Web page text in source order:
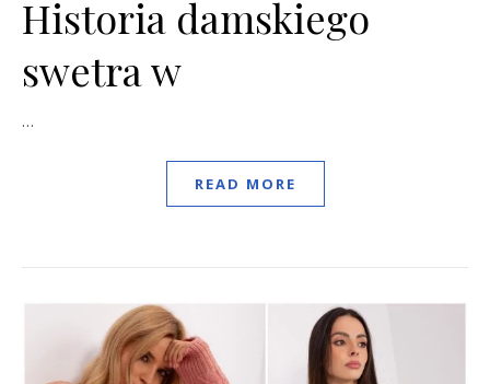
Historia damskiego
swetra w
…
READ MORE